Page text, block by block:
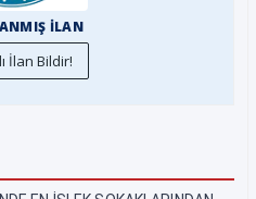
İLAN
İlan Bildir!